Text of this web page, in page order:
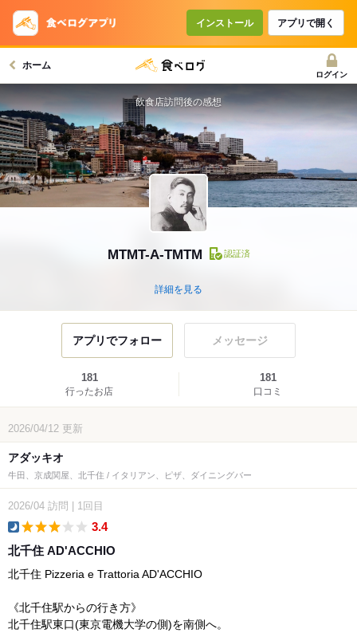
インストール アプリで開く
ホーム
ログイン
MTMT-A-TMTM 認証済
詳細を見る
飲食店訪問後の感想
アプリでフォロー メッセージ
181
行ったお店
181
口コミ
2026/04/12 更新
アダッキオ
牛田、京成関屋、北千住 / イタリアン、ピザ、ダイニングバー
2026/04 訪問 1回目
3.4
北千住 AD'ACCHIO
北千住 Pizzeria e Trattoria AD'ACCHIO
《北千住駅からの行き方》
北千住駅東口(東京電機大学の側)を南側へ。